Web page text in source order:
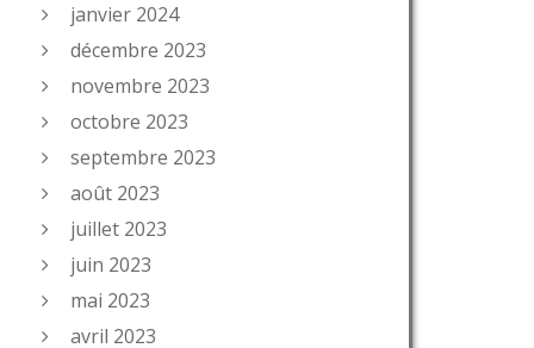
janvier 2024
décembre 2023
novembre 2023
octobre 2023
septembre 2023
août 2023
juillet 2023
juin 2023
mai 2023
avril 2023